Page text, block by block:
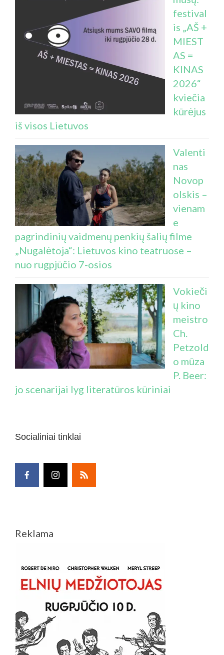
festival
is „AŠ +
MIEST
AS =
KINAS
2026“
kviečia
kūrėjus
iš visos Lietuvos
Valenti
nas
Novop
olskis –
vienam
e
pagrindinių vaidmenų penkių šalių filme
„Nugalėtoja“: Lietuvos kino teatruose –
nuo rugpjūčio 7-osios
Vokieči
ų kino
meistro
Ch.
Petzold
o mūza
P. Beer:
jo scenarijai lyg literatūros kūriniai
Socialiniai tinklai
Reklama